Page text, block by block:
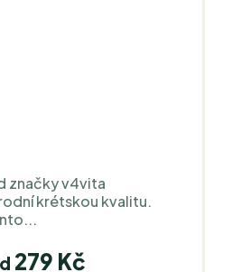
značky v4vita
krétskou kvalitu.
279 Kč